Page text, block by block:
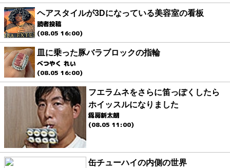
ヘアスタイルが3Dになっている美容室の看板
読者投稿
(08.05 16:00)
皿に乗った豚バラブロックの指輪
べつやく れい
(08.05 16:00)
フエラムネをさらに笛っぽくしたら
ホイッスルになりました
爲房新太朗
(08.05 11:00)
缶チューハイの内側の世界